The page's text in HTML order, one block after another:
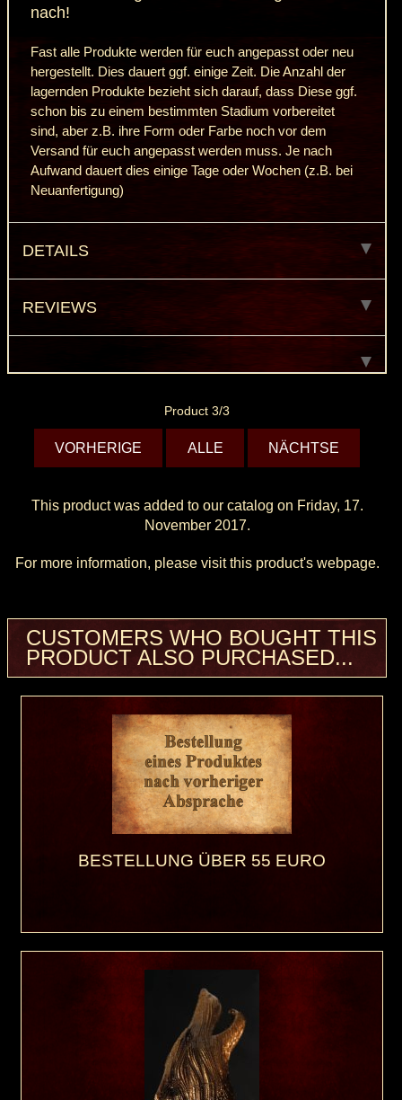
nach!
Fast alle Produkte werden für euch angepasst oder neu
hergestellt. Dies dauert ggf. einige Zeit. Die Anzahl der
lagernden Produkte bezieht sich darauf, dass Diese ggf.
schon bis zu einem bestimmten Stadium vorbereitet
sind, aber z.B. ihre Form oder Farbe noch vor dem
Versand für euch angepasst werden muss. Je nach
Aufwand dauert dies einige Tage oder Wochen (z.B. bei
Neuanfertigung)
DETAILS
REVIEWS
Product 3/3
VORHERIGE ALLE NÄCHTSE
This product was added to our catalog on Friday, 17.
November 2017.
For more information, please visit this product's webpage.
CUSTOMERS WHO BOUGHT THIS
PRODUCT ALSO PURCHASED...
BESTELLUNG ÜBER 55 EURO